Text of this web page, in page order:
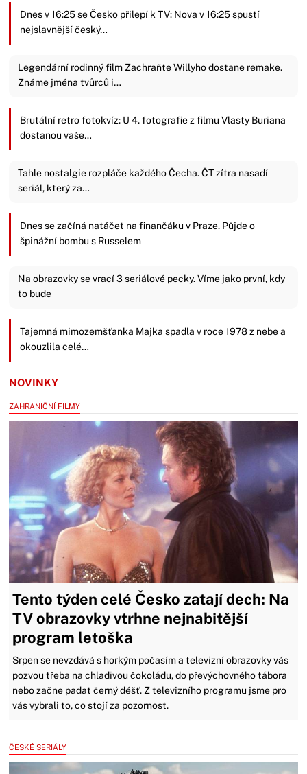
Dnes v 16:25 se Česko přilepí k TV: Nova v 16:25 spustí
nejslavnější český…
Legendární rodinný film Zachraňte Willyho dostane remake.
Známe jména tvůrců i…
Brutální retro fotokvíz: U 4. fotografie z filmu Vlasty Buriana
dostanou vaše…
Tahle nostalgie rozpláče každého Čecha. ČT zítra nasadí
seriál, který za…
Dnes se začíná natáčet na finančáku v Praze. Půjde o
špinážní bombu s Russelem
Na obrazovky se vrací 3 seriálové pecky. Víme jako první, kdy
to bude
Tajemná mimozemšťanka Majka spadla v roce 1978 z nebe a
okouzlila celé…
NOVINKY
ZAHRANIČNÍ FILMY
Tento týden celé Česko zatají dech: Na
TV obrazovky vtrhne nejnabitější
program letoška
Srpen se nevzdává s horkým počasím a televizní obrazovky vás
pozvou třeba na chladivou čokoládu, do převýchovného tábora
nebo začne padat černý déšť. Z televizního programu jsme pro
vás vybrali to, co stojí za pozornost.
ČESKÉ SERIÁLY